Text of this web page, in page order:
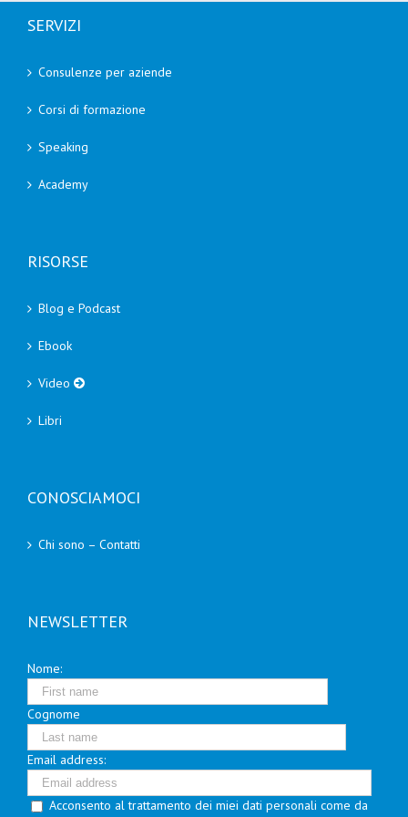
SERVIZI
Consulenze per aziende
Corsi di formazione
Speaking
Academy
RISORSE
Blog e Podcast
Ebook
Video
Libri
CONOSCIAMOCI
Chi sono – Contatti
NEWSLETTER
Nome:
Cognome
Email address:
Acconsento al trattamento dei miei dati personali come da